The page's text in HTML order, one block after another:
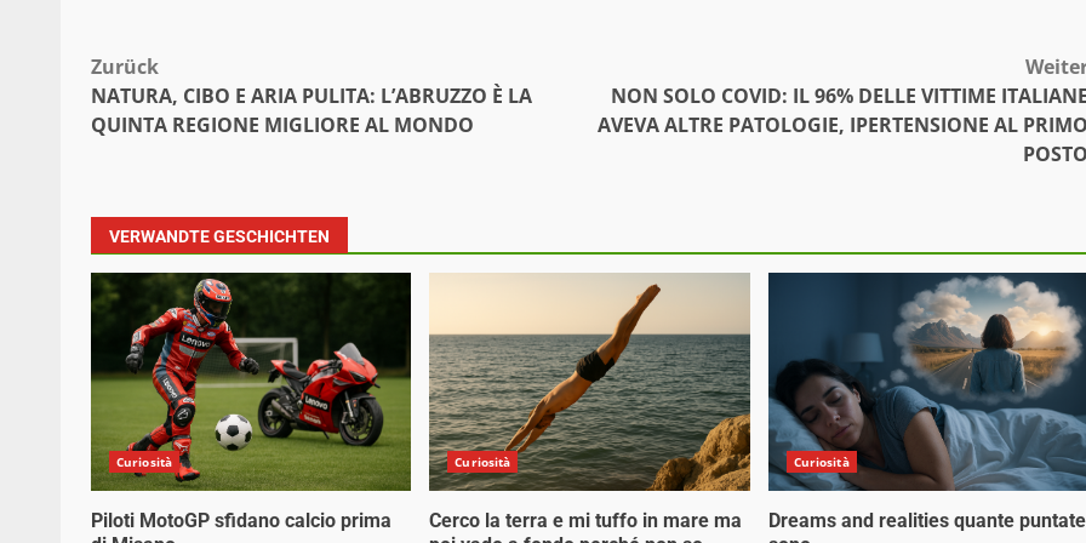
Beitragsnavigation
Zurück
NATURA, CIBO E ARIA PULITA: L’ABRUZZO È LA
QUINTA REGIONE MIGLIORE AL MONDO
NON SOLO COVID: IL 96% DELLE VITTIME ITALIANE
AVEVA ALTRE PATOLOGIE, IPERTENSIONE AL PRIMO
POSTO
VERWANDTE GESCHICHTEN
Curiosità
Piloti MotoGP sfidano calcio prima
Curiosità
Cerco la terra e mi tuffo in mare ma
Curiosità
Dreams and realities quante puntate